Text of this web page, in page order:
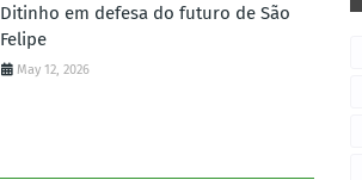
Ditinho em defesa do futuro de São
Felipe
May 12, 2026